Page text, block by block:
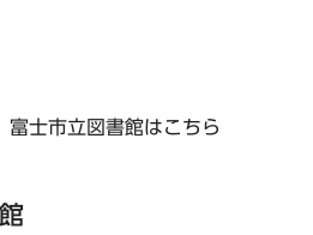
士市立図書館はこちら